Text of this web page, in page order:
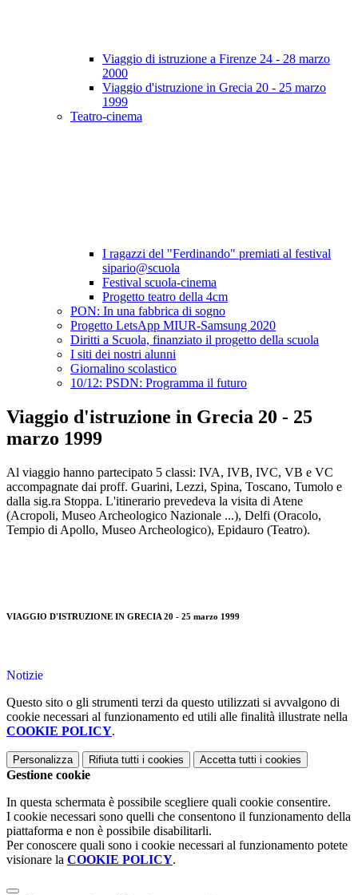
Viaggio di istruzione a Firenze 24 - 28 marzo
2000
Viaggio d'istruzione in Grecia 20 - 25 marzo
1999
Teatro-cinema
I ragazzi del "Ferdinando" premiati al festival
sipario@scuola
Festival scuola-cinema
Progetto teatro della 4cm
PON: In una fabbrica di sogno
Progetto LetsApp MIUR-Samsung 2020
Diritti a Scuola, finanziato il progetto della scuola
I siti dei nostri alunni
Giornalino scolastico
10/12: PSDN: Programma il futuro
Viaggio d'istruzione in Grecia 20 - 25
marzo 1999
Al viaggio hanno partecipato 5 classi: IVA, IVB, IVC, VB e VC
accompagnate dai proff. Guarini, Lezzi, Spina, Toscano, Tumolo e
dalla sig.ra Stoppa. L'itinerario prevedeva la visita di Atene
(Acropoli, Museo Archeologico Nazionale ...), Delfi (Oracolo,
Tempio di Apollo, Museo Archeologico), Epidauro (Teatro).
VIAGGIO D'ISTRUZIONE IN GRECIA 20 - 25 marzo 1999
Notizie
Questo sito o gli strumenti terzi da questo utilizzati si avvalgono di
cookie necessari al funzionamento ed utili alle finalità illustrate nella
COOKIE POLICY.
Personalizza Rifiuta tutti i cookies Accetta tutti i cookies
Gestione cookie
In questa schermata è possibile scegliere quali cookie consentire.
I cookie necessari sono quelli che consentono il funzionamento della
piattaforma e non è possibile disabilitarli.
Per conoscere quali sono i cookie necessari al funzionamento potete
visionare la COOKIE POLICY.